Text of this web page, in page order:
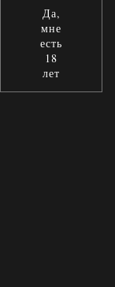
Да,
мне
есть
18
лет